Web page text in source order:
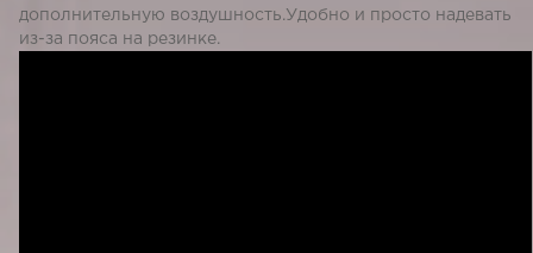
дополнительную воздушность.Удобно и просто надевать
из-за пояса на резинке.